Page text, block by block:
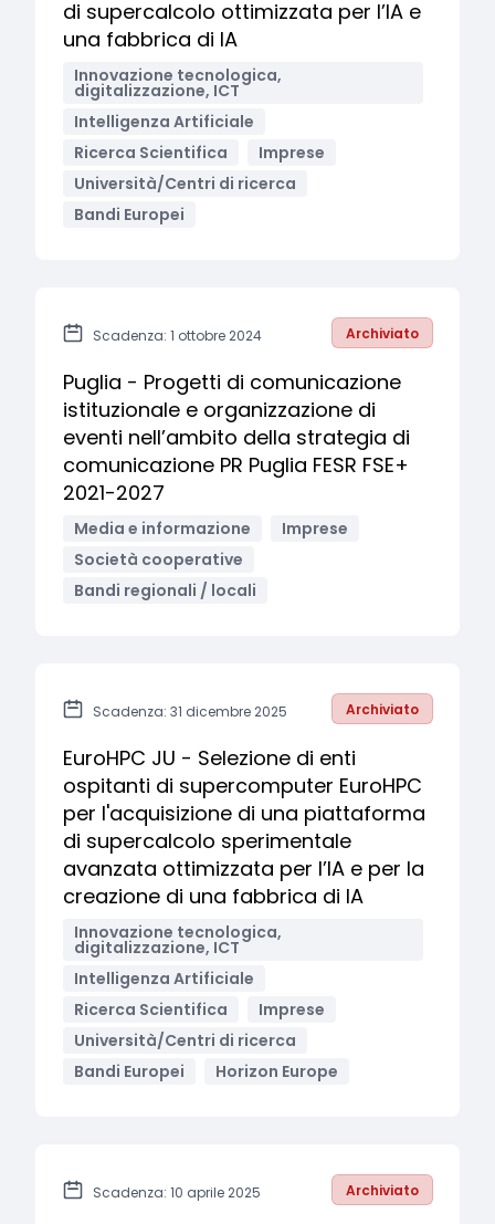
di supercalcolo ottimizzata per l’IA e
una fabbrica di IA
Innovazione tecnologica,
digitalizzazione, ICT
Intelligenza Artificiale
Ricerca Scientifica
Imprese
Università/Centri di ricerca
Bandi Europei
Scadenza: 1 ottobre 2024 Archiviato
Puglia - Progetti di comunicazione
istituzionale e organizzazione di
eventi nell’ambito della strategia di
comunicazione PR Puglia FESR FSE+
2021-2027
Media e informazione
Imprese
Società cooperative
Bandi regionali / locali
Scadenza: 31 dicembre 2025 Archiviato
EuroHPC JU - Selezione di enti
ospitanti di supercomputer EuroHPC
per l'acquisizione di una piattaforma
di supercalcolo sperimentale
avanzata ottimizzata per l’IA e per la
creazione di una fabbrica di IA
Innovazione tecnologica,
digitalizzazione, ICT
Intelligenza Artificiale
Ricerca Scientifica
Imprese
Università/Centri di ricerca
Bandi Europei
Horizon Europe
Scadenza: 10 aprile 2025 Archiviato